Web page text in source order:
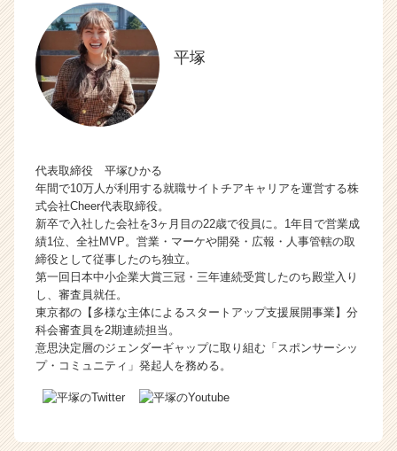
平塚
代表取締役 平塚ひかる
年間で10万人が利用する就職サイトチアキャリアを運営する株
式会社Cheer代表取締役。
新卒で入社した会社を3ヶ月目の22歳で役員に。1年目で営業成
績1位、全社MVP。営業・マーケや開発・広報・人事管轄の取
締役として従事したのち独立。
第一回日本中小企業大賞三冠・三年連続受賞したのち殿堂入り
し、審査員就任。
東京都の【多様な主体によるスタートアップ支援展開事業】分
科会審査員を2期連続担当。
意思決定層のジェンダーギャップに取り組む「スポンサーシッ
プ・コミュニティ」発起人を務める。